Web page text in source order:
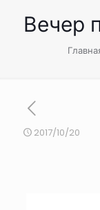
Вечер
2017/10/20